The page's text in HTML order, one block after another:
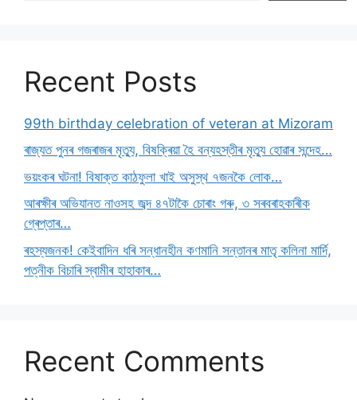
Recent Posts
99th birthday celebration of veteran at Mizoram
ৰাজ্যত পুনৰ গজৰাজৰ মৃত্যু, বিষক্ৰিয়া হৈ বন্যহস্তীৰ মৃত্যু হোৱাৰ সন্দেহ…
ভয়ংকৰ ঘটনা! বিষাক্ত কাঠফুলা খাই অসুস্থ ৭জনকৈ লোক…
আৰক্ষীৰ অভিযানত নাওসহ জব্দ ৪৭টাকৈ চোৰাং গৰু, ৩ সৰবৰাহকাৰীক
গ্ৰেপ্তাৰ…
ৰহস্যজনক! কেইবাদিন ধৰি সন্ধানহীন কণমানি সন্তানৰ মাতৃ কলিনা মাৰ্দি,
পত্নীক বিচাৰি স্বামীৰ হাহাকাৰ…
Recent Comments